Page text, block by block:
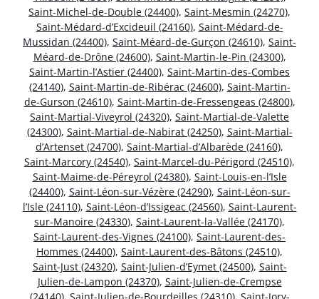
Saint-Michel-de-Double (24400), Saint-Mesmin (24270),
Saint-Médard-d’Excideuil (24160), Saint-Médard-de-
Mussidan (24400), Saint-Méard-de-Gurçon (24610), Saint-
Méard-de-Drône (24600), Saint-Martin-le-Pin (24300),
Saint-Martin-l’Astier (24400), Saint-Martin-des-Combes
(24140), Saint-Martin-de-Ribérac (24600), Saint-Martin-
de-Gurson (24610), Saint-Martin-de-Fressengeas (24800),
Saint-Martial-Viveyrol (24320), Saint-Martial-de-Valette
(24300), Saint-Martial-de-Nabirat (24250), Saint-Martial-
d’Artenset (24700), Saint-Martial-d’Albarède (24160),
Saint-Marcory (24540), Saint-Marcel-du-Périgord (24510),
Saint-Maime-de-Péreyrol (24380), Saint-Louis-en-l’Isle
(24400), Saint-Léon-sur-Vézère (24290), Saint-Léon-sur-
l’Isle (24110), Saint-Léon-d’Issigeac (24560), Saint-Laurent-
sur-Manoire (24330), Saint-Laurent-la-Vallée (24170),
Saint-Laurent-des-Vignes (24100), Saint-Laurent-des-
Hommes (24400), Saint-Laurent-des-Bâtons (24510),
Saint-Just (24320), Saint-Julien-d’Eymet (24500), Saint-
Julien-de-Lampon (24370), Saint-Julien-de-Crempse